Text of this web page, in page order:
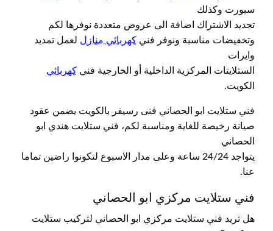
سبورت وكذلك
تجديد الاشتراك اضافة الى عروض متعددة نوفرها لكم
وتخفيضات مناسبة ونوفر فني كهربائي منازل لعمل تمديد
وايرات
الستلايتات المركزية الداخلية أو الخارجية فني كهربائي
الكويت.
فني ستلايت ابو الحصاني فنى رسيفر بالكويت يضمن عقود
صيانة رخيصة للغاية ومناسبة لكم، فني ستلايت هندي ابو
الحصاني
يتواجد 24/24 ساعة وعلى مدار الاسبوع لتكونوا راضين تماما
عنا.
فني ستلايت مركزي ابو الحصاني
هل تريد فني ستلايت مركزي ابو الحصاني لتركيب ستلايت